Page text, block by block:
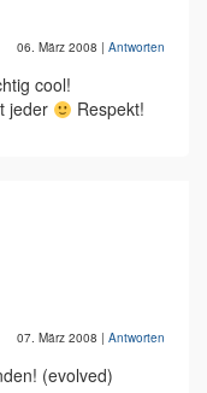
06. März 2008 | Antworten
cool!
jeder
Respekt!
07. März 2008 | Antworten
(evolved)